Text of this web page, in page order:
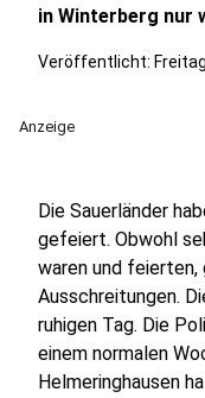
in Winterberg nur
Veröffentlicht:
Anzeige
Die Sauerländer
gefeiert. Obwohl
waren und feierten,
Ausschreitungen.
ruhigen Tag. Die
einem normalen
Helmeringhausen